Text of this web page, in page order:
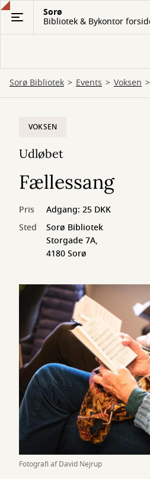
Gå
hovedindhold
Sorø
Bibliotek & Bykontor
Sorø Bibliotek Events Voksen
Fotografi af David Nejrup
VOKSEN
Udløbet
Fællessang
Pris
Adgang: 25 DKK
Sted
Sorø Bibliotek
Storgade 7A,
4180 Sorø